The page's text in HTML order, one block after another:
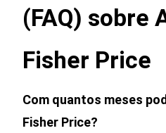
(FAQ) sobre
Fisher Price
Com quantos meses
Fisher Price?